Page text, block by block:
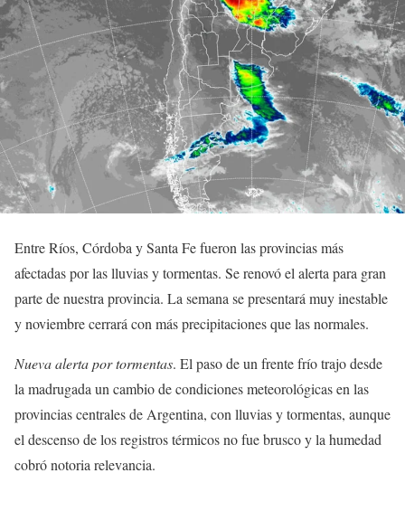
Entre Ríos, Córdoba y Santa Fe fueron las provincias más
afectadas por las lluvias y tormentas. Se renovó el alerta para gran
parte de nuestra provincia. La semana se presentará muy inestable
y noviembre cerrará con más precipitaciones que las normales.
Nueva alerta por tormentas. El paso de un frente frío trajo desde
la madrugada un cambio de condiciones meteorológicas en las
provincias centrales de Argentina, con lluvias y tormentas, aunque
el descenso de los registros térmicos no fue brusco y la humedad
cobró notoria relevancia.